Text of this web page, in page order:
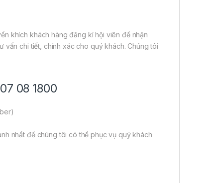
khích khách hàng đăng kí hội viên để nhận
chi tiết, chính xác cho quý khách. Chúng tôi
08 1800
nhất để chúng tôi có thể phục vụ quý khách